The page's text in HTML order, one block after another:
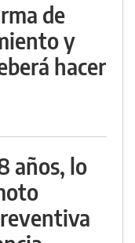
de
y
hacer
años, lo